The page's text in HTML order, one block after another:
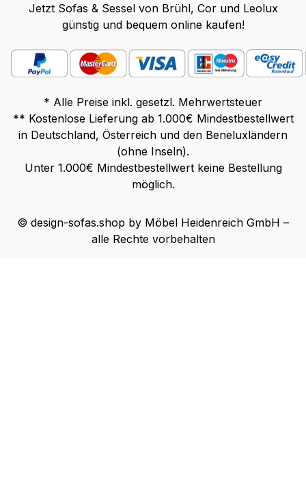
Jetzt Sofas & Sessel von Brühl, Cor und Leolux
günstig und bequem online kaufen!
* Alle Preise inkl. gesetzl. Mehrwertsteuer
** Kostenlose Lieferung ab 1.000€ Mindestbestellwert
in Deutschland, Österreich und den Beneluxländern
(ohne Inseln).
Unter 1.000€ Mindestbestellwert keine Bestellung
möglich.
© design-sofas.shop by Möbel Heidenreich GmbH –
alle Rechte vorbehalten